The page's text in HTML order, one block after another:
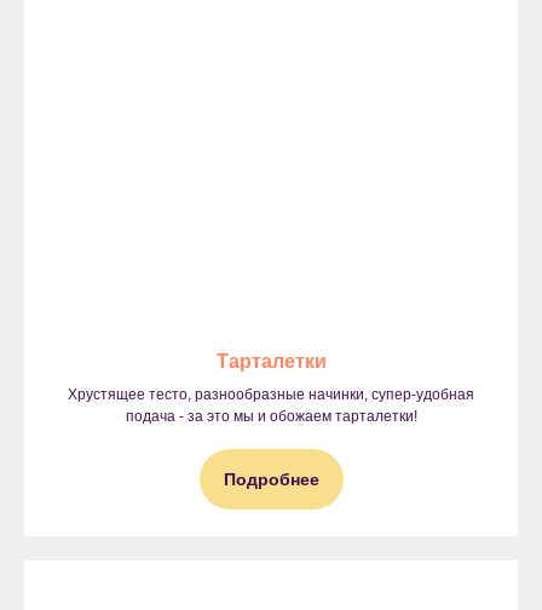
Тарталетки
Хрустящее тесто, разнообразные начинки, супер-удобная
подача - за это мы и обожаем тарталетки!
Подробнее